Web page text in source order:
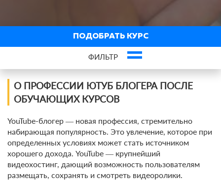
О ПРОФЕССИИ ЮТУБ БЛОГЕРА ПОСЛЕ
ОБУЧАЮЩИХ КУРСОВ
YouTube-блогер ― новая профессия, стремительно
набирающая популярность. Это увлечение, которое при
определенных условиях может стать источником
хорошего дохода. YouTube ― крупнейший
видеохостинг, дающий возможность пользователям
размещать, сохранять и смотреть видеоролики.
ПОДОБРАТЬ КУРС
ФИЛЬТР
Фильтр курсов по профессии
По виду
По форме обучения
По кол-ву учеников